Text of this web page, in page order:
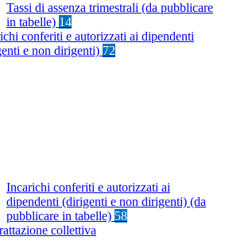
Tassi di assenza trimestrali (da pubblicare
in tabelle) 14
conferiti e autorizzati ai dipendenti
e non dirigenti) 72
Incarichi conferiti e autorizzati ai
dipendenti (dirigenti e non dirigenti) (da
pubblicare in tabelle) 58
collettiva